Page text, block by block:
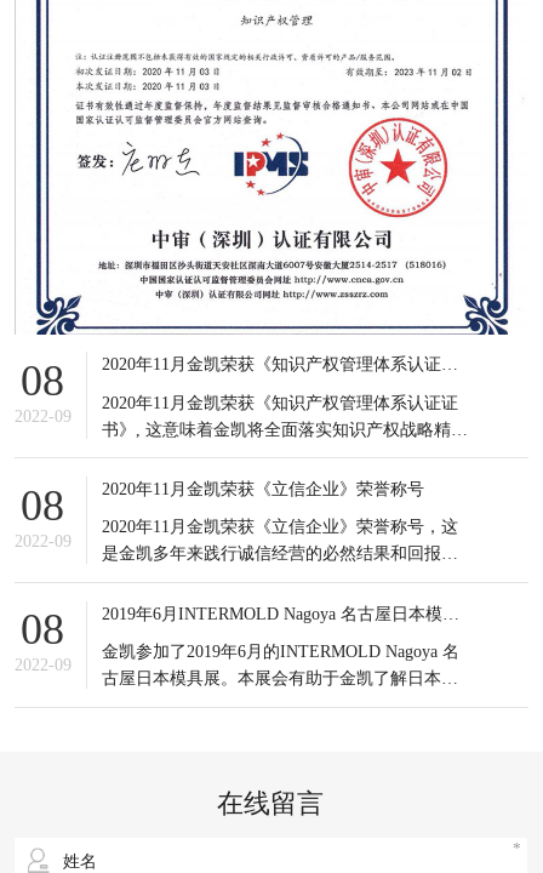
08
2022-09
2020年11月金凯荣获《知识产权管理体系认证证书》
2020年11月金凯荣获《知识产权管理体系认证证
书》, 这意味着金凯将全面落实知识产权战略精
神，积极应对知识产权竞争态势，有效提高知识
产权对企业经营发展的贡献水平。
08
2022-09
2020年11月金凯荣获《立信企业》荣誉称号
2020年11月金凯荣获《立信企业》荣誉称号，这
是金凯多年来践行诚信经营的必然结果和回报，
更是金凯所有员工的共同荣耀，可谓实至名归。
信誉是企业之基，生存之本，是企业最宝贵的无
08
2022-09
2019年6月INTERMOLD Nagoya 名古屋日本模具展
金凯参加了2019年6月的INTERMOLD Nagoya 名
古屋日本模具展。本展会有助于金凯了解日本当
前新的市场发展情况以及设备制造商的产品更新
研发等方面的综合实力。
在线留言